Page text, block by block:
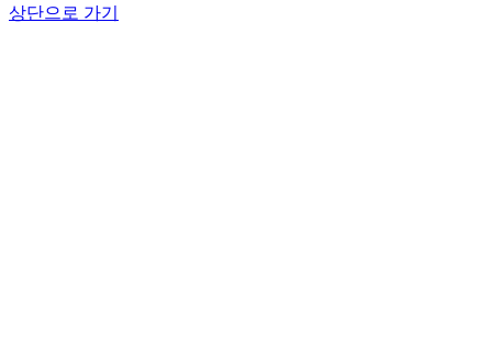
상단으로 가기